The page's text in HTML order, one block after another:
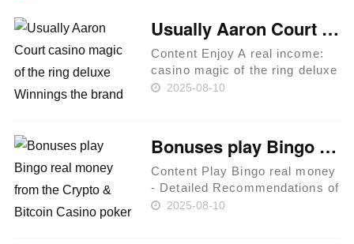
Usually Aaron Court casino magic of the ring deluxe Winnings the brand new AL Triple Top inside the 2025?
Content Enjoy A real income:
casino magic of the ring deluxe
Top of Egypt Score 100% to
for pc DraftKings promo
code……
2025-08-10
Bonuses play Bingo real money from the Crypto & Bitcoin Casino poker Bed room in the July 2025
Content Play Bingo real money
- Detailed Recommendations of
those Greatest Bitcoin
2025-08-10